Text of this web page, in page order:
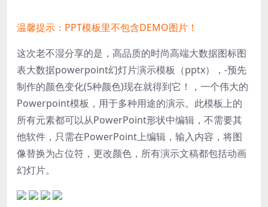
温馨提示：PPT模板里不包含DEMO图片！
这次老不湿分享的是，高品质的时尚高端大数据图标图
表大数据powerpoint幻灯片演示模板（pptx），-预先
制作的颜色变化(5种颜色)现在就得到它！，一个伟大的
Powerpoint模板，用于多种用途的演示。此模板上的
所有元素都可以从PowerPoint形状中编辑，不需要其
他软件，只需在PowerPoint上编辑，输入内容，将图
像替换为占位符，更改颜色，所有演示文稿都包括动画
幻灯片。